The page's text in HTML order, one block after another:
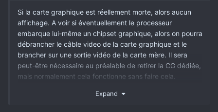
Si la carte graphique est réellement morte, alors aucun
affichage. A voir si éventuellement le processeur
embarque lui-même un chipset graphique, alors on pourra
débrancher le câble video de la carte graphique et le
brancher sur une sortie vidéo de la carte mère. Il sera
peut-être nécessaire au préalable de retirer la CG dédiée,
mais normalement cela fonctionne sans faire cela.
Expand